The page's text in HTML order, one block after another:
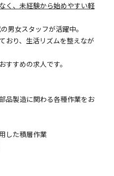
く、未経験から始めやすい軽
男女スタッフが活躍中。
おり、生活リズムを整えなが
すめの求人です。
品製造に関わる各種作業をお
した積層作業